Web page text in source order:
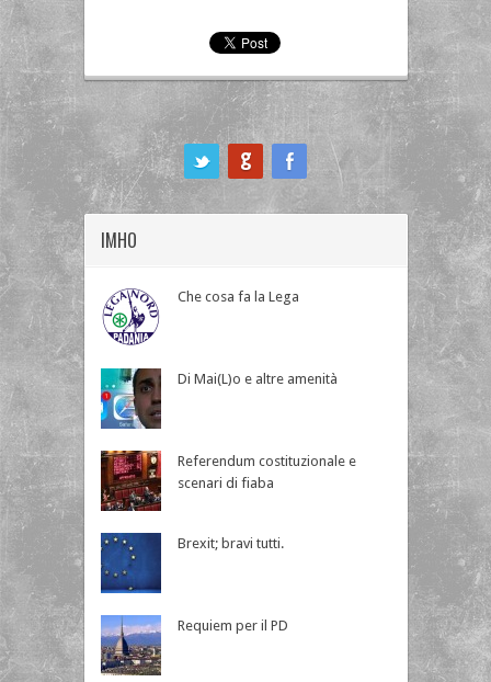
IMHO
Che cosa fa la Lega
Di Mai(L)o e altre amenità
Referendum costituzionale e
scenari di fiaba
Brexit; bravi tutti.
Requiem per il PD